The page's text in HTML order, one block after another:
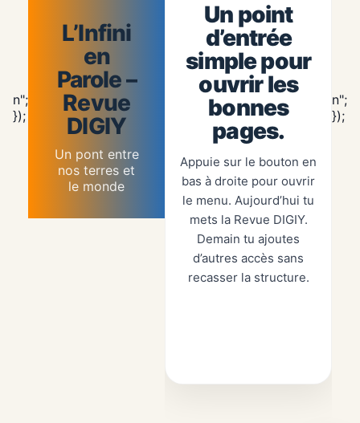
n";
});
L’Infini
en
Parole –
Revue
DIGIY
Un pont entre
nos terres et
le monde
Passer
contenu
Un point
d’entrée
simple pour
ouvrir les
bonnes
pages.
Appuie sur le bouton en
bas à droite pour ouvrir
le menu. Aujourd’hui tu
mets la Revue DIGIY.
Demain tu ajoutes
d’autres accès sans
recasser la structure.
n";
});